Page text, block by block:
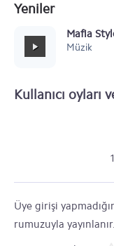
Yeniler
Mafia
Müzik
Kullanıcı oyları
Üye girişi
rumuzuyla yayınlanır.